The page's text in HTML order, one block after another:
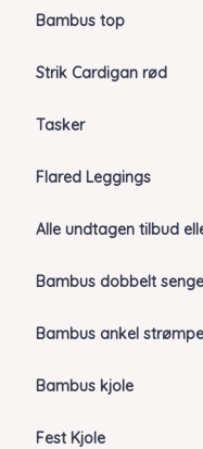
Bambus top
Strik Cardigan rød
Tasker
Flared Leggings
Alle undtagen tilbud
Bambus dobbelt
Bambus ankel
Bambus kjole
Fest Kjole